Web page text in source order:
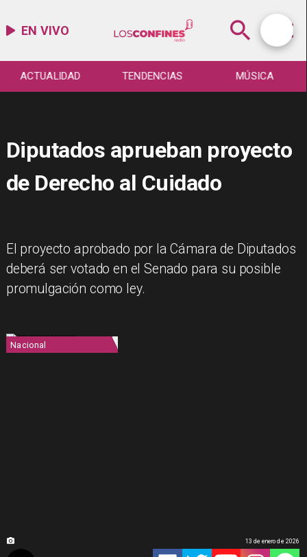
EN VIVO
ACTUALIDAD TENDENCIAS MÚSICA
Diputados aprueban proyecto
de Derecho al Cuidado
El proyecto aprobado por la Cámara de Diputados
deberá ser votado en el Senado para su posible
promulgación como ley.
Nacional
13 de enero de 2026